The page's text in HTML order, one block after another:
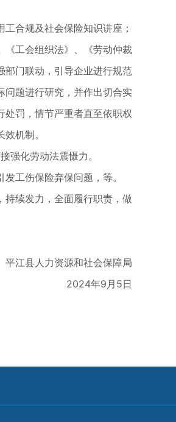
合规及社会保险知识讲座；
《工会组织法》、《劳动仲裁
部门联动，引导企业进行规范
问题进行研究，并作出切合实
处罚，情节严重者直至依职权
机制。
强化劳动法震慑力。
工伤保险弃保问题，等。
续发力，全面履行职责，做
江县人力资源和社会保障局
2024年9月5日